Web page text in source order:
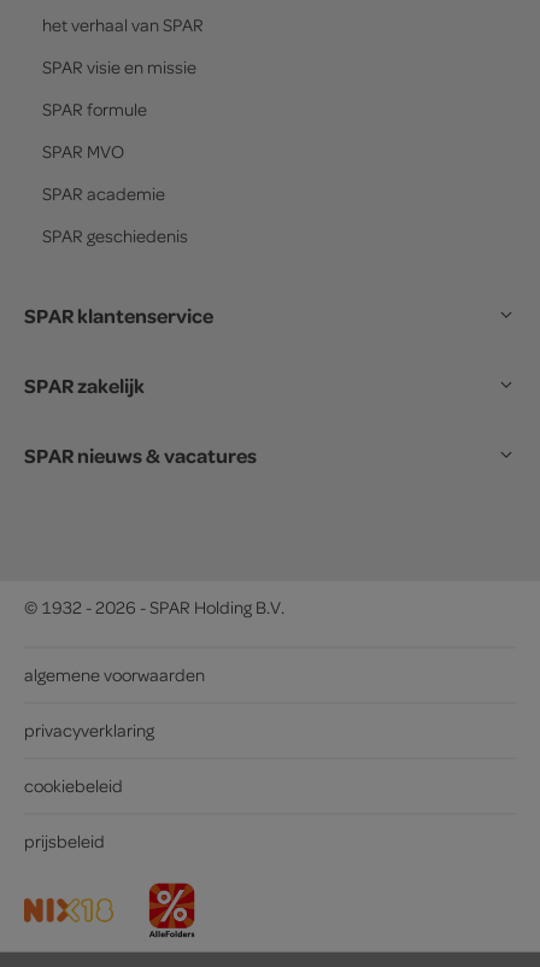
het verhaal van SPAR
SPAR visie en missie
SPAR formule
SPAR MVO
SPAR academie
SPAR geschiedenis
SPAR klantenservice
SPAR zakelijk
SPAR nieuws & vacatures
© 1932 - 2026 - SPAR Holding B.V.
algemene voorwaarden
privacyverklaring
cookiebeleid
prijsbeleid